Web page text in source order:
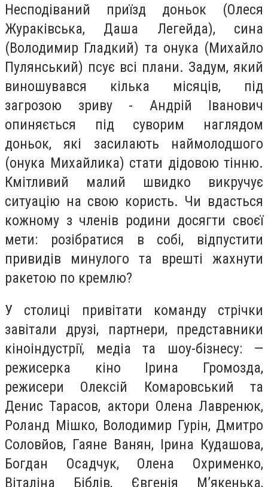
Несподіваний приїзд доньок (Олеся
Жураківська, Даша Легейда), сина
(Володимир Гладкий) та онука (Михайло
Пулянський) псує всі плани. Задум, який
виношувався кілька місяців, під
загрозою зриву - Андрій Іванович
опиняється під суворим наглядом
доньок, які засилають наймолодшого
(онука Михайлика) стати дідовою тінню.
Кмітливий малий швидко викручує
ситуацію на свою користь. Чи вдасться
кожному з членів родини досягти своєї
мети: розібратися в собі, відпустити
привидів минулого та врешті жахнути
ракетою по кремлю?
У столиці привітати команду стрічки
завітали друзі, партнери, представники
кіноіндустрії, медіа та шоу-бізнесу: —
режисерка кіно Ірина Громозда,
режисери Олексій Комаровський та
Денис Тарасов, актори Олена Лавренюк,
Роланд Мішко, Володимир Гурін, Дмитро
Соловйов, Гаяне Ванян, Ірина Кудашова,
Богдан Осадчук, Олена Охрименко,
Віталіна Біблів, Євгенія Мʼякенька,